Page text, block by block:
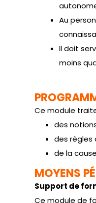
Au
Il doit
moins
Ce module
des
des règles
de la
MOYENS
Support de
Ce module de